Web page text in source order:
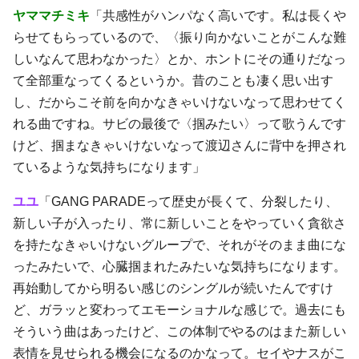
ヤママチミキ 「共感性がハンパなく高いです。私は長くや
らせてもらっているので、〈振り向かないことがこんな難
しいなんて思わなかった〉とか、ホントにその通りだなっ
て全部重なってくるというか。昔のことも凄く思い出す
し、だからこそ前を向かなきゃいけないなって思わせてく
れる曲ですね。サビの最後で〈掴みたい〉って歌うんです
けど、掴まなきゃいけないなって渡辺さんに背中を押され
ているような気持ちになります」
ユユ 「GANG PARADEって歴史が長くて、分裂したり、
新しい子が入ったり、常に新しいことをやっていく貪欲さ
を持たなきゃいけないグループで、それがそのまま曲にな
ったみたいで、心臓掴まれたみたいな気持ちになります。
再始動してから明るい感じのシングルが続いたんですけ
ど、ガラッと変わってエモーショナルな感じで。過去にも
そういう曲はあったけど、この体制でやるのはまた新しい
表情を見せられる機会になるのかなって。セイやナスがこ